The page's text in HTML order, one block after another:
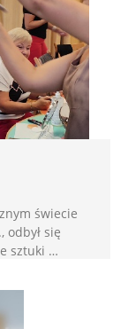
świecie
odbył się
sztuki …